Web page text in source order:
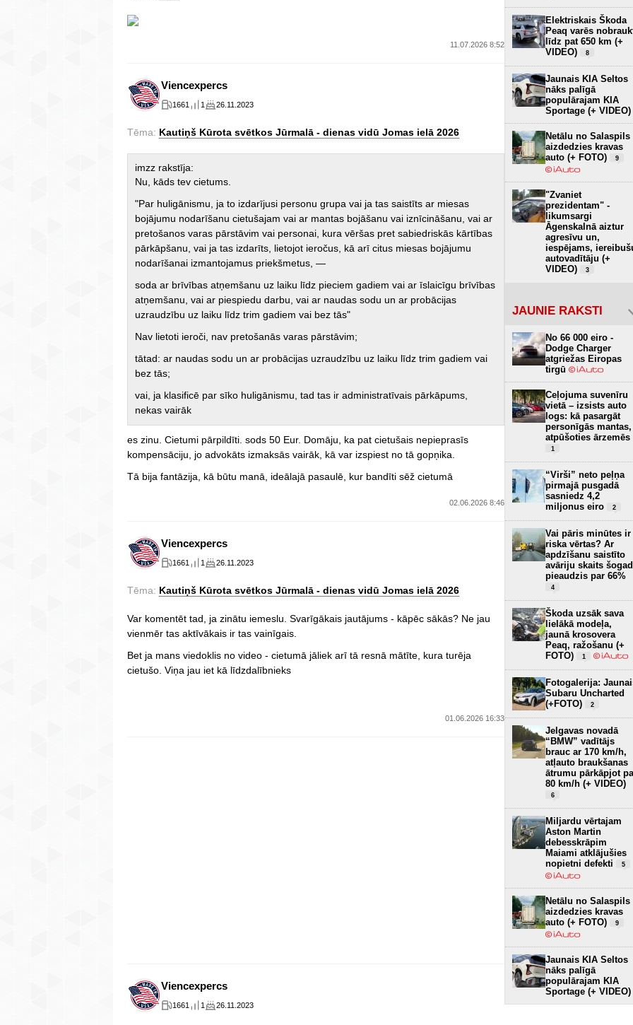
11.07.2026 8:52
Viencexpercs
1661 1 26.11.2023
Tēma: Kautiņš Kūrota svētkos Jūrmalā - dienas vidū Jomas ielā 2026
imzz rakstīja:
Nu, kāds tev cietums.
"Par huligānismu, ja to izdarījusi personu grupa vai ja tas saistīts ar miesas
bojājumu nodarīšanu cietušajam vai ar mantas bojāšanu vai iznīcināšanu, vai ar
pretošanos varas pārstāvim vai personai, kura vēršas pret sabiedriskās kārtības
pārkāpšanu, vai ja tas izdarīts, lietojot ieročus, kā arī citus miesas bojājumu
nodarīšanai izmantojamus priekšmetus, —
soda ar brīvības atņemšanu uz laiku līdz pieciem gadiem vai ar īslaicīgu brīvības
atņemšanu, vai ar piespiedu darbu, vai ar naudas sodu un ar probācijas
uzraudzību uz laiku līdz trim gadiem vai bez tās"
Nav lietoti ieroči, nav pretošanās varas pārstāvim;
tātad: ar naudas sodu un ar probācijas uzraudzību uz laiku līdz trim gadiem vai
bez tās;
vai, ja klasificē par sīko huligānismu, tad tas ir administratīvais pārkāpums,
nekas vairāk
es zinu. Cietumi pārpildīti. sods 50 Eur. Domāju, ka pat cietušais nepieprasīs
kompensāciju, jo advokāts izmaksās vairāk, kā var izspiest no tā gopņika.
Tā bija fantāzija, kā būtu manā, ideālajā pasaulē, kur bandīti sēž cietumā
02.06.2026 8:46
Viencexpercs
1661 1 26.11.2023
Tēma: Kautiņš Kūrota svētkos Jūrmalā - dienas vidū Jomas ielā 2026
Var komentēt tad, ja zinātu iemeslu. Svarīgākais jautājums - kāpēc sākās? Ne jau
vienmēr tas aktīvākais ir tas vainīgais.
Bet ja mans viedoklis no video - cietumā jāliek arī tā resnā mātīte, kura turēja
cietušo. Viņa jau iet kā līdzdalībnieks
01.06.2026 16:33
Viencexpercs
1661 1 26.11.2023
Elektriskais Škoda
Peaq varēs
līdz pat 650 km (+
VIDEO)
8
Jaunais KIA Seltos
nāks palīgā
populārajam KIA
Sportage (+ VIDEO)
Netālu no Salaspils
aizdedzies kravas
auto (+ FOTO)
9
"Zvaniet
prezidentam" -
likumsargi
Āgenskalnā aiztur
agresīvu un,
iespējams,
autovadītāju (+
VIDEO)
3
JAUNIE RAKSTI
No 66 000 eiro -
Dodge Charger
atgriežas Eiropas
tirgū
Ceļojuma suvenīru
vietā – izsists auto
logs: kā pasargāt
personīgās mantas,
atpūšoties ārzemēs
1
“Virši” neto peļņa
pirmajā pusgadā
sasniedz 4,2
miljonus eiro
2
Vai pāris minūtes ir
riska vērtas? Ar
apdzīšanu saistīto
avāriju skaits šogad
pieaudzis par 66%
4
Škoda uzsāk sava
lielākā modeļa,
jaunā krosovera
Peaq, ražošanu (+
FOTO)
1
Fotogalerija:
Subaru Uncharted
(+FOTO)
2
Jelgavas novadā
“BMW” vadītājs
brauc ar 170 km/h,
atļauto braukšanas
ātrumu pārkāpjot
80 km/h (+ VIDEO)
6
Miljardu vērtajam
Aston Martin
debesskrāpim
Maiami atklājušies
nopietni defekti
5
Netālu no Salaspils
aizdedzies kravas
auto (+ FOTO)
9
Jaunais KIA Seltos
nāks palīgā
populārajam KIA
Sportage (+ VIDEO)